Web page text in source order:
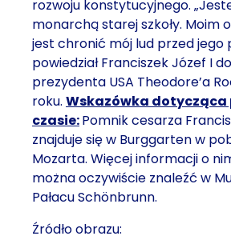
rozwoju konstytucyjnego.
monarchą starej szkoły. Moim
jest chronić mój lud przed jego
powiedział Franciszek Józef I
prezydenta USA Theodore’a
roku. Wskazówka dotycząca
czasie:Pomnik cesarza
znajduje się w Burggarten w
Mozarta. Więcej informacji o
można oczywiście znaleźć w
Pałacu Schönbrunn.
Źródło obrazu: